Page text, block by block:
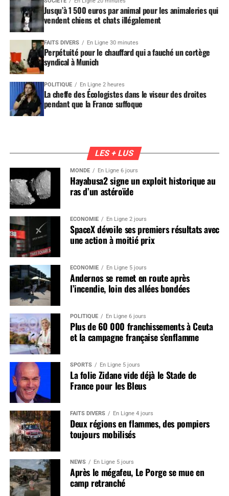
Jusqu’à 1 500 euros par animal pour les animaleries qui
vendent chiens et chats illégalement
FAITS DIVERS En Ligne 30 minutes
Perpétuité pour le chauffard qui a fauché un cortège
syndical à Munich
POLITIQUE En Ligne 2 heures
La cheffe des Écologistes dans le viseur des droites
pendant que la France suffoque
LES + LUS
MONDE En Ligne 6 jours
Hayabusa2 signe un exploit historique au
ras d’un astéroïde
ÉCONOMIE En Ligne 2 jours
SpaceX dévoile ses premiers résultats avec
une action à moitié prix
ÉCONOMIE En Ligne 5 jours
Andernos se remet en route après
l’incendie, loin des allées bondées
POLITIQUE En Ligne 6 jours
Plus de 60 000 franchissements à Ceuta
et la campagne française s’enflamme
SPORTS En Ligne 5 jours
La folie Zidane vide déjà le Stade de
France pour les Bleus
FAITS DIVERS En Ligne 4 jours
Deux régions en flammes, des pompiers
toujours mobilisés
NEWS En Ligne 5 jours
Après le mégafeu, Le Porge se mue en
camp retranché